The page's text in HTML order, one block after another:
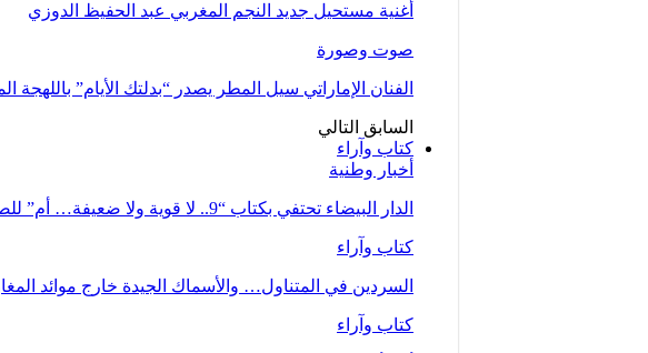
أغنية مستحيل جديد النجم المغربي عبد الحفيظ الدوزي
صوت وصورة
الفنان الإماراتي سيل المطر يصدر “بدلتك الأيام” باللهجة
السابق التالي
كتاب وآراء
أخبار وطنية
الدار البيضاء تحتفي بكتاب “9.. لا قوية ولا ضعيفة… أم” للصحفية زينب…
كتاب وآراء
السردين في المتناول… والأسماك الجيدة خارج موائد
كتاب وآراء